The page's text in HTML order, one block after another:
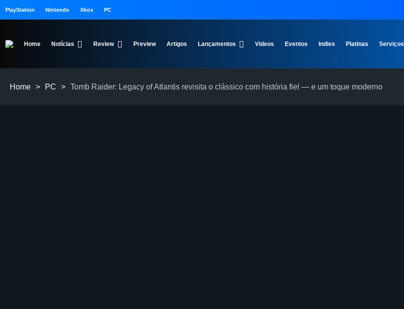
PlayStation Nintendo Xbox PC
Home Notícias Review Preview Artigos Lançamentos Videos Eventos Indies Platinas Serviços
Home > PC > Tomb Raider: Legacy of Atlantis revisita o clássico com história fiel — e um toque moderno